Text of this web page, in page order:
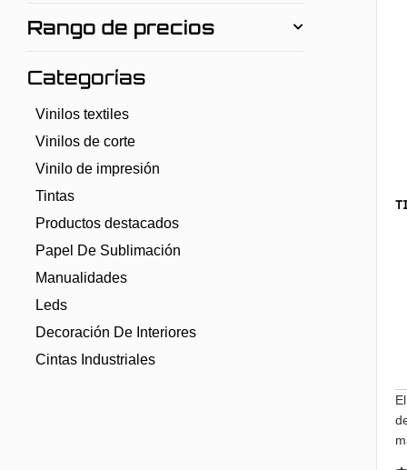
Rango de precios
Categorías
Vinilos textiles
Vinilos de corte
Vinilo de impresión
Tintas
Productos destacados
Papel De Sublimación
Manualidades
Leds
Decoración De Interiores
Cintas Industriales